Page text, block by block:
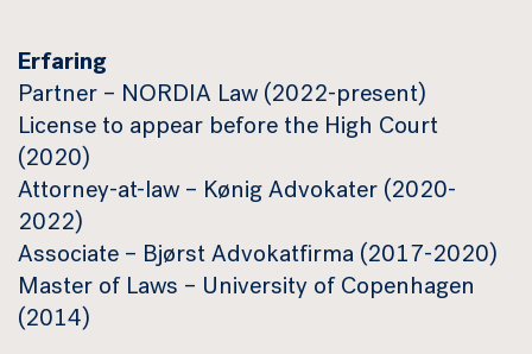
Erfaring
Partner – NORDIA Law (2022-present)
License to appear before the High Court
(2020)
Attorney-at-law – Kønig Advokater (2020-
2022)
Associate – Bjørst Advokatfirma (2017-2020)
Master of Laws – University of Copenhagen
(2014)